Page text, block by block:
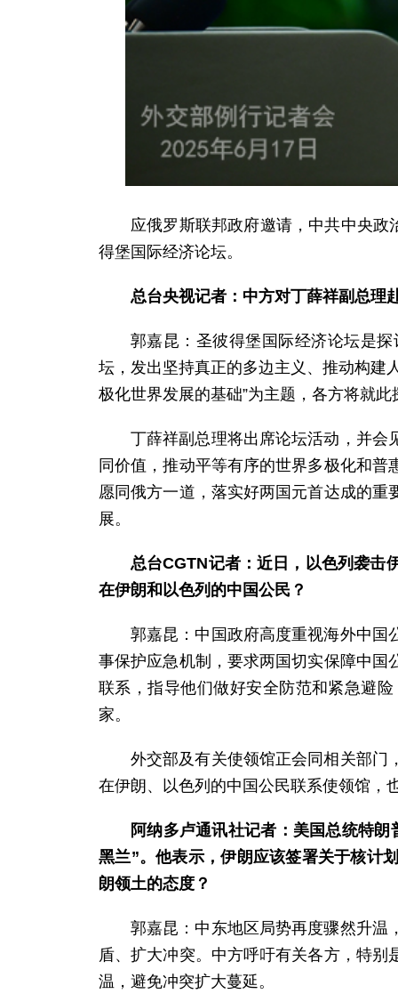
应俄罗斯联邦政府邀请，中共中央
得堡国际经济论坛。
总台央视记者：中方对丁薛祥副总理
郭嘉昆：圣彼得堡国际经济论坛是
坛，发出坚持真正的多边主义、推动构建
极化世界发展的基础”为主题，各方将就
丁薛祥副总理将出席论坛活动，并会
同价值，推动平等有序的世界多极化和
愿同俄方一道，落实好两国元首达成的
展。
总台CGTN记者：近日，以色列袭击
在伊朗和以色列的中国公民？
郭嘉昆：中国政府高度重视海外中国
事保护应急机制，要求两国切实保障中
联系，指导他们做好安全防范和紧急避
家。
外交部及有关使领馆正会同相关部门
在伊朗、以色列的中国公民联系使领馆，
阿纳多卢通讯社记者：美国总统特
黑兰”。他表示，伊朗应该签署关于核计
朗领土的态度？
郭嘉昆：中东地区局势再度骤然升温
盾、扩大冲突。中方呼吁有关各方，特
温，避免冲突扩大蔓延。